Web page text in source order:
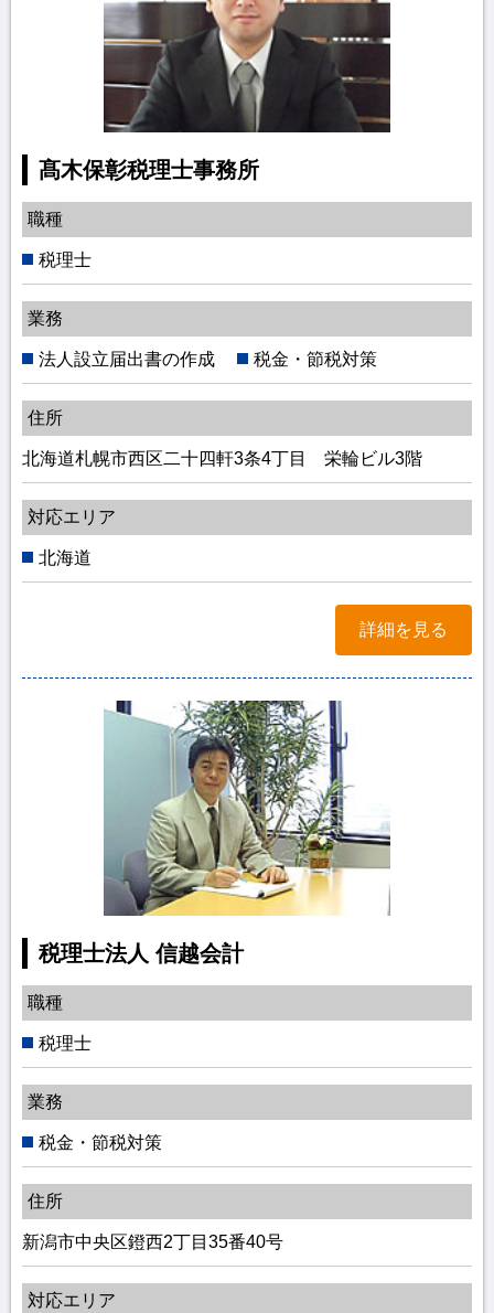
髙木保彰税理士事務所
職種
税理士
業務
法人設立届出書の作成 税金・節税対策
住所
北海道札幌市西区二十四軒3条4丁目 栄輪ビル3階
対応エリア
北海道
詳細を見る
税理士法人 信越会計
職種
税理士
業務
税金・節税対策
住所
新潟市中央区鐙西2丁目35番40号
対応エリア